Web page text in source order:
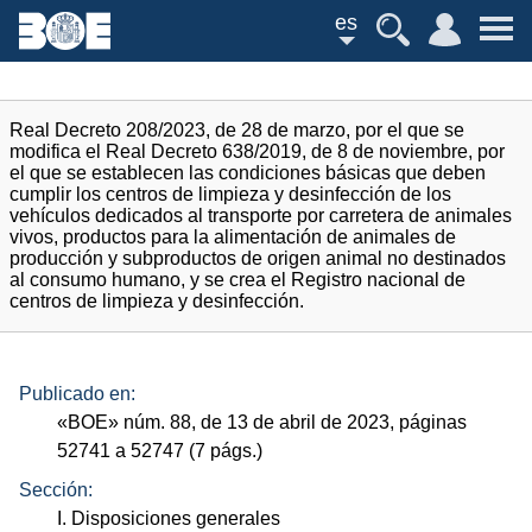
es
Real Decreto 208/2023, de 28 de marzo, por el que se
modifica el Real Decreto 638/2019, de 8 de noviembre, por
el que se establecen las condiciones básicas que deben
cumplir los centros de limpieza y desinfección de los
vehículos dedicados al transporte por carretera de animales
vivos, productos para la alimentación de animales de
producción y subproductos de origen animal no destinados
al consumo humano, y se crea el Registro nacional de
centros de limpieza y desinfección.
Publicado en:
«BOE» núm. 88, de 13 de abril de 2023, páginas
52741 a 52747 (7 págs.)
Sección:
I. Disposiciones generales